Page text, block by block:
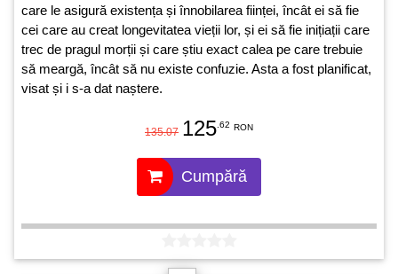
care le asigură existența și înnobilarea ființei, încât ei să fie
cei care au creat longevitatea vieții lor, și ei să fie inițiații care
trec de pragul morții și care știu exact calea pe care trebuie
să meargă, încât să nu existe confuzie. Asta a fost planificat,
visat și i s-a dat naștere.
135.07 125.62 RON
Cumpără